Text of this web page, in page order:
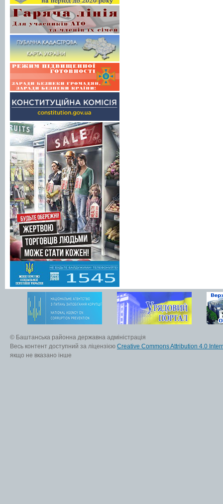
© Баштанська районна державна адміністрація
Весь контент доступний за ліцензією Creative Commons Attribution 4.0
якщо не вказано інше